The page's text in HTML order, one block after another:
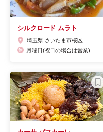
シルクロード ムラト
埼玉県 さいたま市桜区
月曜日(祝日の場合は営業)